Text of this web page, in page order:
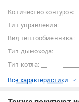
Количество контуров:
Тип управления:
Вид теплообменника:
Тип дымохода:
Тип котла:
Все характеристики